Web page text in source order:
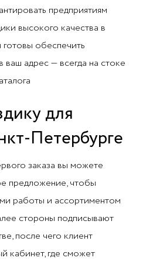
предприятиям
высокого качества в
обеспечить
ваш адрес — всегда на стоке
для
Петербурге
заказа вы можете
предложение, чтобы
работы и ассортиментом
стороны подписывают
после чего клиент
кабинет, где сможет